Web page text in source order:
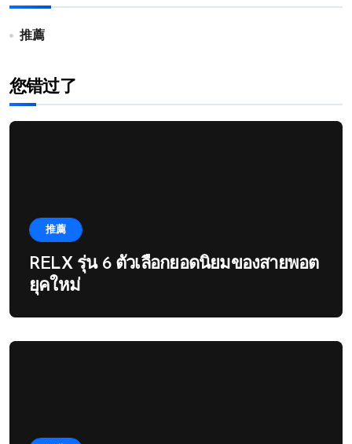
推薦
您错过了
推薦
RELX รุ่น 6 ตัวเลือกยอดนิยมของสายพอต
ยุคใหม่